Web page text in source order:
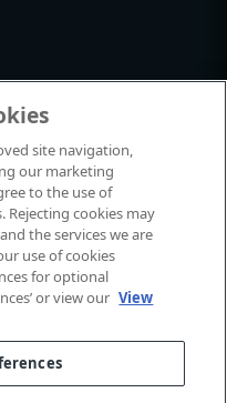
voorbehouden.
site navigation,
our marketing
to the use of
Rejecting cookies may
the services we are
use of cookies
for optional
or view our View